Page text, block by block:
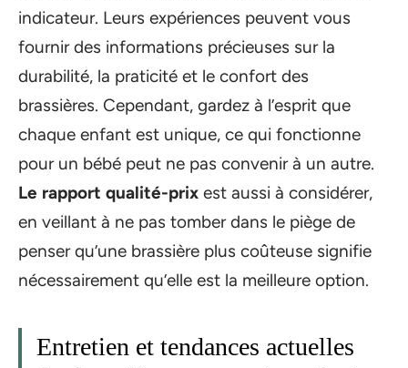
indicateur. Leurs expériences peuvent vous
fournir des informations précieuses sur la
durabilité, la praticité et le confort des
brassières. Cependant, gardez à l’esprit que
chaque enfant est unique, ce qui fonctionne
pour un bébé peut ne pas convenir à un autre.
Le rapport qualité-prix est aussi à considérer,
en veillant à ne pas tomber dans le piège de
penser qu’une brassière plus coûteuse signifie
nécessairement qu’elle est la meilleure option.
Entretien et tendances actuelles